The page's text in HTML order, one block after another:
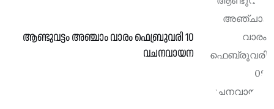
ആണ്ടുവട്ടം അഞ്ചാം വാരം ഫെബ്രുവരി 10
വചനവായന